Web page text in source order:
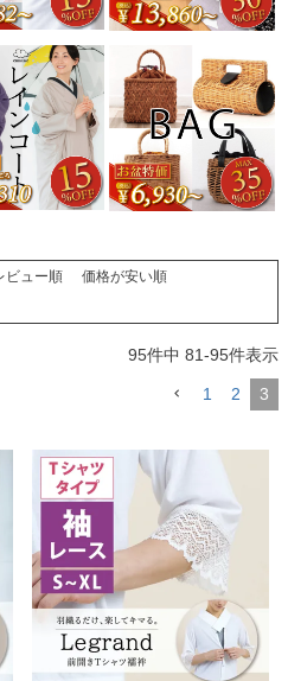
ビュー順
価格が安い順
95件中 81-95件表示
1 2 3